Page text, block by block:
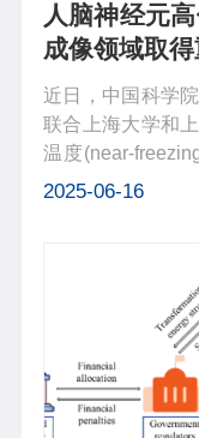
人脑神经元
成像领域取
近日，中国科学
联合上海大学和
温度(near-
方法，实现了对
脑成像研究团队
2025-06-16